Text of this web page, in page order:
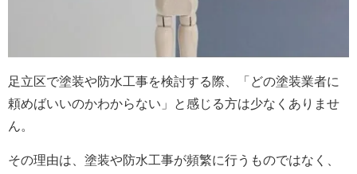
足立区で塗装や防水工事を検討する際、「どの塗装業者に
頼めばいいのかわからない」と感じる方は少なくありませ
ん。
その理由は、塗装や防水工事が頻繁に行うものではなく、